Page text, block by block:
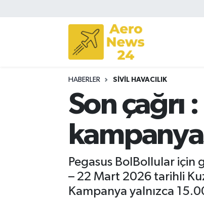
HABERLER SIVIL HAVACILIK
Son çağrı
Pegasus BolBollular için
– 22 Mart 2026 tarihli
Kampanya yalnızca
Sivil Havacılık